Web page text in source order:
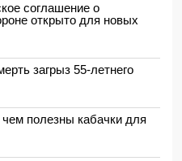
соглашение о
открыто для новых
загрыз 55-летнего
полезны кабачки для